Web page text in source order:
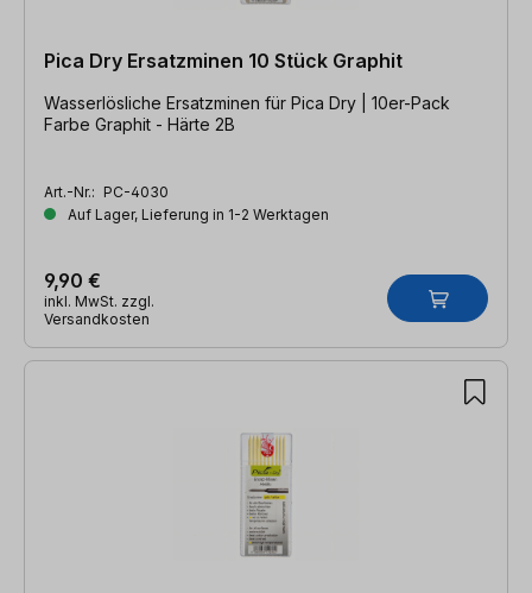
Pica Dry Ersatzminen 10 Stück Graphit
Wasserlösliche Ersatzminen für Pica Dry | 10er-Pack
Farbe Graphit - Härte 2B
Art.-Nr.: PC-4030
Auf Lager, Lieferung in 1-2 Werktagen
9,90 €
inkl. MwSt. zzgl.
Versandkosten